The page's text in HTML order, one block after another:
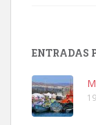
Leales.org »
ENTRADAS